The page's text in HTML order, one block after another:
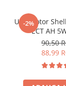
-2%
Ulei motor
ECT AH
90,50
88,99